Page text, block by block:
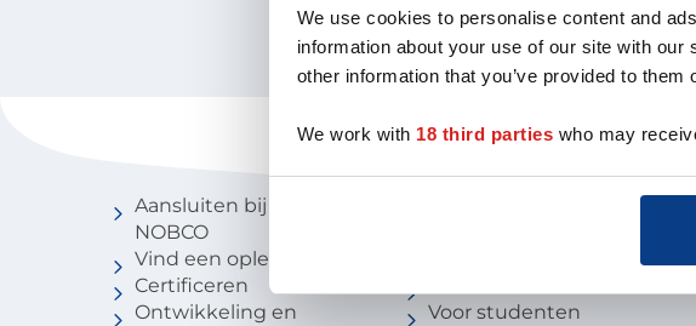
We use cookies to personalise content and
information about your use of our site with
other information that you’ve provided to
We work with 18 third parties who may
Aansluiten bij
NOBCO
Vind een opleiding
Certificeren
Ontwikkeling en
Vind een coach
Voor studenten